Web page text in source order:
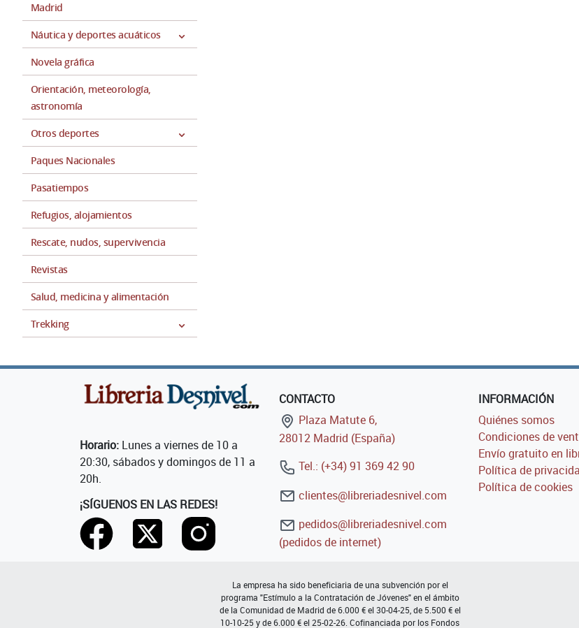
Madrid
Náutica y deportes acuáticos
Novela gráfica
Orientación, meteorología,
astronomía
Otros deportes
Paques Nacionales
Pasatiempos
Refugios, alojamientos
Rescate, nudos, supervivencia
Revistas
Salud, medicina y alimentación
Trekking
Horario: Lunes a viernes de 10 a
20:30, sábados y domingos de 11 a
20h.
¡SÍGUENOS EN LAS REDES!
CONTACTO
Plaza Matute 6,
28012 Madrid (España)
Tel.: (+34) 91 369 42 90
clientes@libreriadesnivel.com
pedidos@libreriadesnivel.com
(pedidos de internet)
INFORMACIÓN
Quiénes somos
Condiciones de
Envío gratuito en
Política de
Política de cookies
La empresa ha sido beneficiaria de una subvención por el
programa "Estímulo a la Contratación de Jóvenes" en el ámbito
de la Comunidad de Madrid de 6.000 € el 30-04-25, de 5.500 € el
10-10-25 y de 6.000 € el 25-02-26. Cofinanciada por los Fondos